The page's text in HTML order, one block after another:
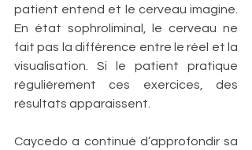
patient entend et le cerveau imagine.
En état sophroliminal, le cerveau ne
fait pas la différence entre le réel et la
visualisation. Si le patient pratique
régulièrement ces exercices, des
résultats apparaissent.
Caycedo a continué d’approfondir sa